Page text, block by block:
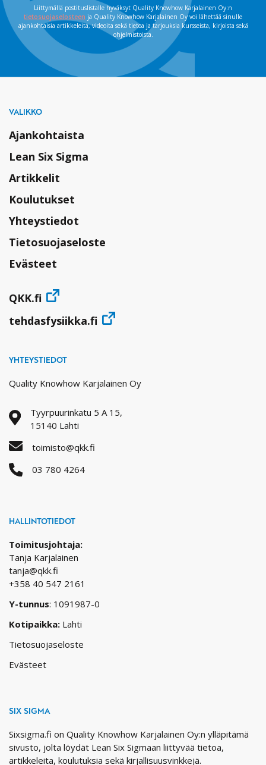
Liittymällä postituslistalle hyväksyt Quality Knowhow Karjalainen Oy:n
tietosuojaselosteen ja Quality Knowhow Karjalainen Oy voi lähettää sinulle
ajankohtaisia artikkeleita, videoita sekä tietoa ja tarjouksia kursseista, kirjoista sekä
ohjelmistoista.
VALIKKO
Ajankohtaista
Lean Six Sigma
Artikkelit
Koulutukset
Yhteystiedot
Tietosuojaseloste
Evästeet
QKK.fi
tehdasfysiikka.fi
YHTEYSTIEDOT
Quality Knowhow Karjalainen Oy
Tyyrpuurinkatu 5 A 15,
15140 Lahti
toimisto@qkk.fi
03 780 4264
HALLINTOTIEDOT
Toimitusjohtaja:
Tanja Karjalainen
tanja@qkk.fi
+358 40 547 2161
Y-tunnus: 1091987-0
Kotipaikka: Lahti
Tietosuojaseloste
Evästeet
SIX SIGMA
Sixsigma.fi on Quality Knowhow Karjalainen Oy:n ylläpitämä
sivusto, jolta löydät Lean Six Sigmaan liittyvää tietoa,
artikkeleita, koulutuksia sekä kirjallisuusvinkkejä.